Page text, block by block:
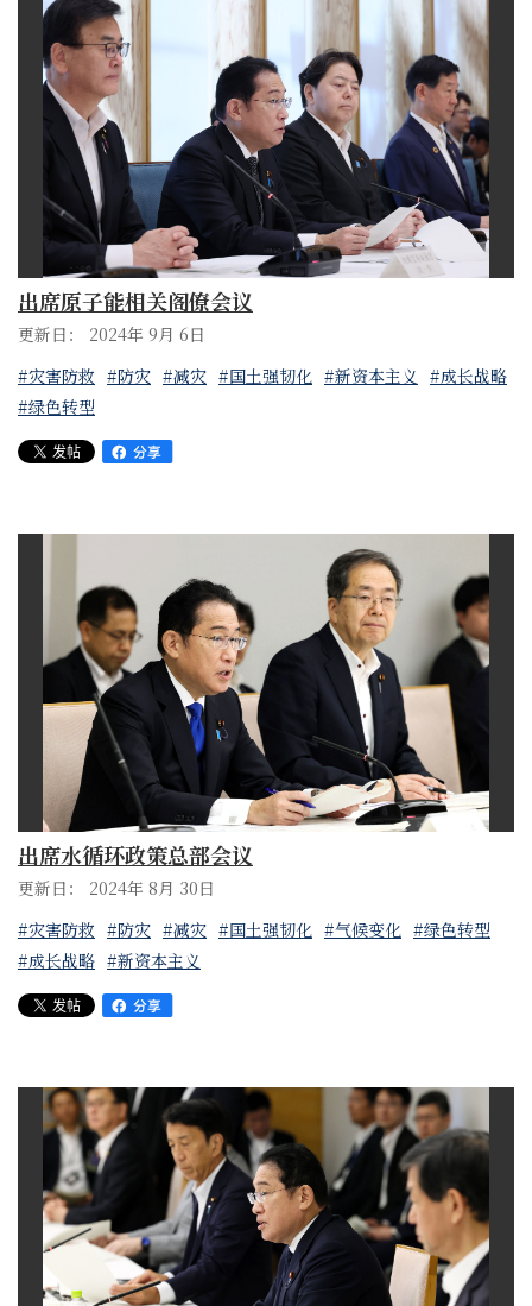
出席原子能相关阁僚会议
更新日： 2024年 9月 6日
#灾害防救 #防灾 #减灾 #国土强韧化 #新资本主义 #成长战略
#绿色转型
出席水循环政策总部会议
更新日： 2024年 8月 30日
#灾害防救 #防灾 #减灾 #国土强韧化 #气候变化 #绿色转型
#成长战略 #新资本主义